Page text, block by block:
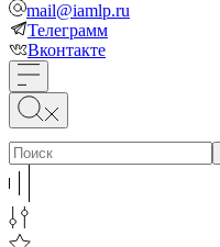
mail@iamlp.ru
Телеграмм
Вконтакте